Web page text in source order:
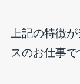
上記の特徴
スのお仕事で